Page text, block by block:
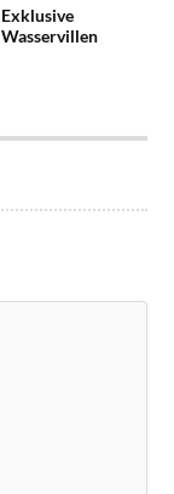
Exklusive
Wasservillen